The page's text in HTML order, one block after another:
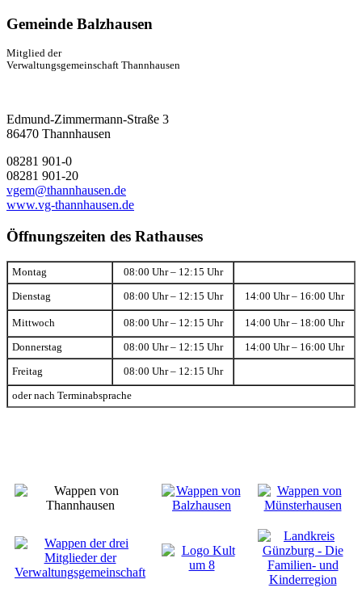
Gemeinde Balzhausen
Mitglied der
Verwaltungsgemeinschaft Thannhausen
Edmund-Zimmermann-Straße 3
86470 Thannhausen
08281 901-0
08281 901-20
vgem@thannhausen.de
www.vg-thannhausen.de
Öffnungszeiten des Rathauses
Montag 08:00 Uhr – 12:15 Uhr
Dienstag 08:00 Uhr – 12:15 Uhr 14:00 Uhr – 16:00 Uhr
Mittwoch 08:00 Uhr – 12:15 Uhr 14:00 Uhr – 18:00 Uhr
Donnerstag 08:00 Uhr – 12:15 Uhr 14:00 Uhr – 16:00 Uhr
Freitag 08:00 Uhr – 12:15 Uhr
oder nach Terminabsprache